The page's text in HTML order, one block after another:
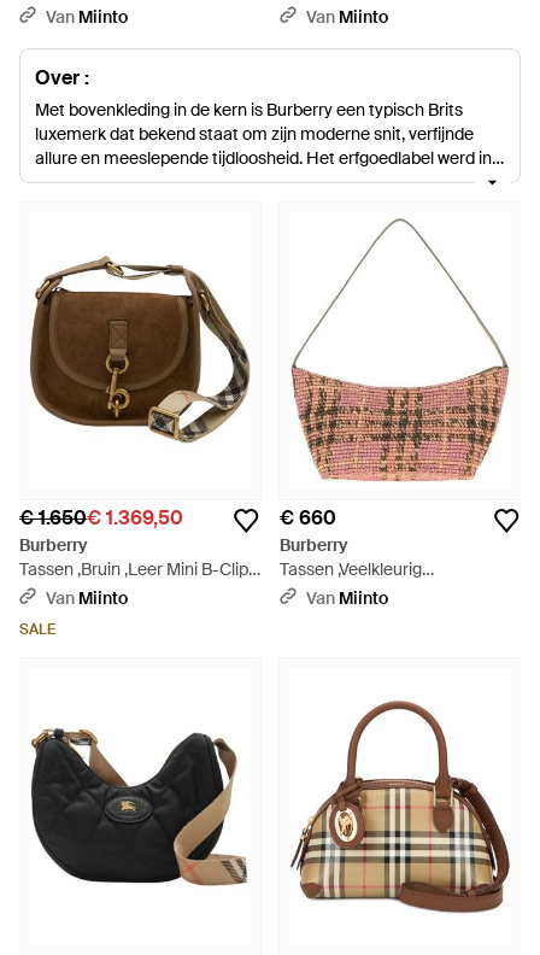
Naturel
Van Miinto
Chain Shoulder Bag - Zwart
Van Miinto
Over :
Met bovenkleding in de kern is Burberry een typisch Brits
luxemerk dat bekend staat om zijn moderne snit, verfijnde
allure en meeslepende tijdloosheid. Het erfgoedlabel werd in
1856 opgericht door Thomas Burberry en staat nu onder
elke collectie opnieuw uitvindt en trouw blijft aan het
oprichten van handelsmerken. Burberry schoudertassen zijn
ideale accessoires het hele jaar door, met veel maten om uit
te kiezen. Met de iconische Burberry tartan print en
onderscheidbare bedrijfsbranding voegt elk opvallende
ontwerp essentiële high-end flair toe aan desk-to-dark
dressing.
€ 1.650€ 1.369,50
Burberry
Tassen ,Bruin ,Leer Mini B-Clip
Messenger Tas - Bruin
Van Miinto
SALE
€ 660
Burberry
Tassen ,Veelkleurig
,Geborduurde Raffia Mini
Van Miinto